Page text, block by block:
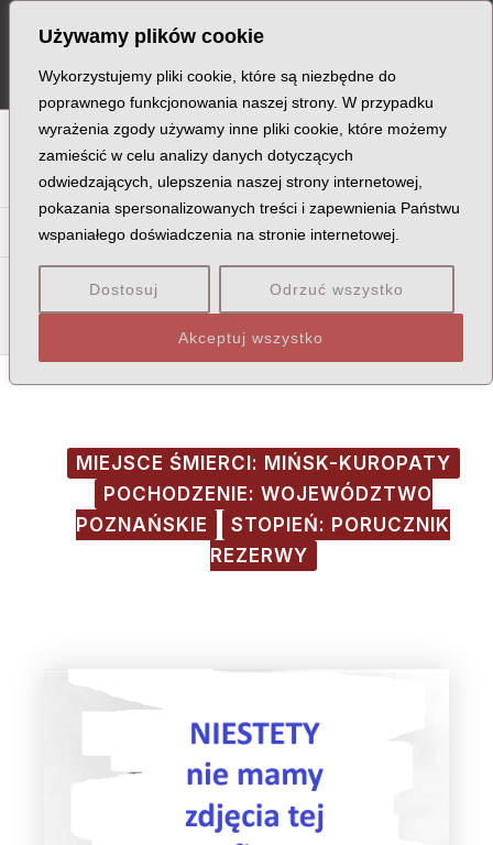
Używamy plików cookie
Wykorzystujemy pliki cookie, które są niezbędne do
poprawnego funkcjonowania naszej strony. W przypadku
wyrażenia zgody używamy inne pliki cookie, które możemy
zamieścić w celu analizy danych dotyczących
odwiedzających, ulepszenia naszej strony internetowej,
pokazania spersonalizowanych treści i zapewnienia Państwu
wspaniałego doświadczenia na stronie internetowej.
Dostosuj Odrzuć wszystko
Akceptuj wszystko
content
B C D E F G H I J K L Ł M
O P Q R S T U V W X Z
Ba Be Bi Bł Bo Br Bu By Bz
Bac Bal Bał
Bat
MIEJSCE ŚMIERCI: MIŃSK-KUROPATY
POCHODZENIE: WOJEWÓDZTWO
POZNAŃSKIE
STOPIEŃ: PORUCZNIK
REZERWY
navigation